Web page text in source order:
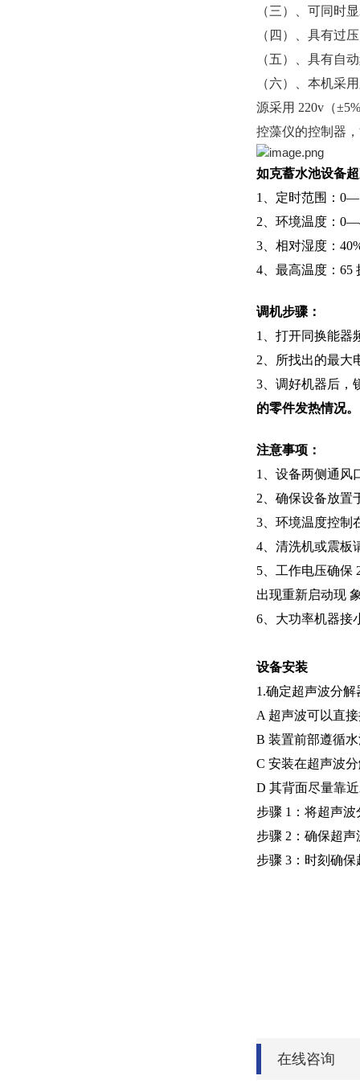
（三）、可同时
（四）、具有过
（五）、具有自
（六）、本机采
源采用 220v（
控藻仪的控制器
如克蓄水池设备
1、定时范围：
2、环境温度：
3、相对湿度：
4、最高温度：65
调机步骤：
1
、打开同换能
2 、所找出的最
3 、调好机器后
的零件发热情况。
注意事项：
1、设备两侧通风
2、确保设备放置
3、环境温度控制
4、清洗机或震板
5、工作电压确保
出现重新启动现
6、大功率机器接
设备安装
1.确定超声波分
A 超声波可以直
B 装置前部遵循
C 安装在超声波
D 其背面尽量靠
步骤 1：将超声
步骤 2：确保超
步骤 3：时刻确
在线咨询